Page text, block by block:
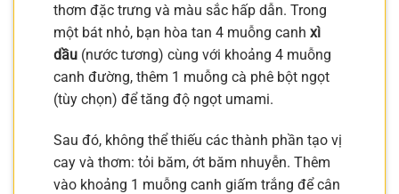
thơm đặc trưng và màu sắc hấp dẫn. Trong
một bát nhỏ, bạn hòa tan 4 muỗng canh xì
dầu (nước tương) cùng với khoảng 4 muỗng
canh đường, thêm 1 muỗng cà phê bột ngọt
(tùy chọn) để tăng độ ngọt umami.
Sau đó, không thể thiếu các thành phần tạo vị
cay và thơm: tỏi băm, ớt băm nhuyễn. Thêm
vào khoảng 1 muỗng canh giấm trắng để cân